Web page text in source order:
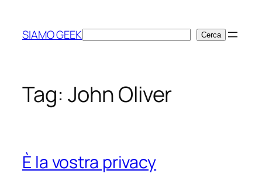
contenuto
SIAMO GEEKCerca Cerca
Tag: John Oliver
È la vostra privacy